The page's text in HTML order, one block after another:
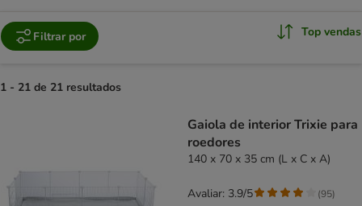
Filtrar por Top vendas
1 - 21 de 21 resultados
Gaiola de interior Trixie para
roedores
140 x 70 x 35 cm (L x C x A)
Avaliar: 3.9/5 (95)